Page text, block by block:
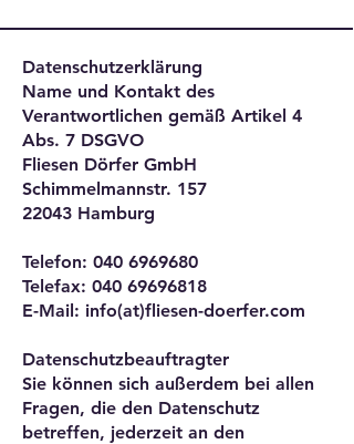
Datenschutzerklärung
Name und Kontakt des
Verantwortlichen gemäß Artikel 4
Abs. 7 DSGVO
Fliesen Dörfer GmbH
Schimmelmannstr. 157
22043 Hamburg
Telefon: 040 6969680
Telefax: 040 69696818
E-Mail: info(at)fliesen-doerfer.com
Datenschutzbeauftragter
Sie können sich außerdem bei allen
Fragen, die den Datenschutz
betreffen, jederzeit an den